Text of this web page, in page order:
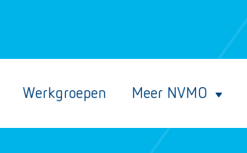
Werkgroepen Meer NVMO